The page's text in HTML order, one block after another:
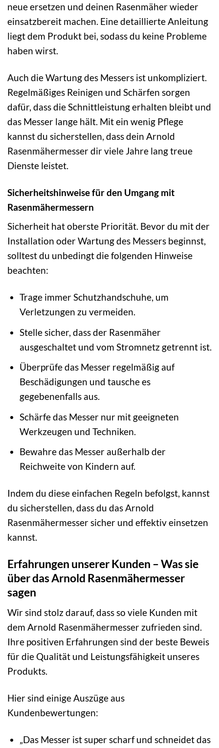
neue ersetzen und deinen Rasenmäher wieder
einsatzbereit machen. Eine detaillierte Anleitung
liegt dem Produkt bei, sodass du keine Probleme
haben wirst.
Auch die Wartung des Messers ist unkompliziert.
Regelmäßiges Reinigen und Schärfen sorgen
dafür, dass die Schnittleistung erhalten bleibt und
das Messer lange hält. Mit ein wenig Pflege
kannst du sicherstellen, dass dein Arnold
Rasenmähermesser dir viele Jahre lang treue
Dienste leistet.
Sicherheitshinweise für den Umgang mit
Rasenmähermessern
Sicherheit hat oberste Priorität. Bevor du mit der
Installation oder Wartung des Messers beginnst,
solltest du unbedingt die folgenden Hinweise
beachten:
Trage immer Schutzhandschuhe, um
Verletzungen zu vermeiden.
Stelle sicher, dass der Rasenmäher
ausgeschaltet und vom Stromnetz getrennt ist.
Überprüfe das Messer regelmäßig auf
Beschädigungen und tausche es
gegebenenfalls aus.
Schärfe das Messer nur mit geeigneten
Werkzeugen und Techniken.
Bewahre das Messer außerhalb der
Reichweite von Kindern auf.
Indem du diese einfachen Regeln befolgst, kannst
du sicherstellen, dass du das Arnold
Rasenmähermesser sicher und effektiv einsetzen
kannst.
Erfahrungen unserer Kunden – Was sie
über das Arnold Rasenmähermesser
sagen
Wir sind stolz darauf, dass so viele Kunden mit
dem Arnold Rasenmähermesser zufrieden sind.
Ihre positiven Erfahrungen sind der beste Beweis
für die Qualität und Leistungsfähigkeit unseres
Produkts.
Hier sind einige Auszüge aus
Kundenbewertungen:
„Das Messer ist super scharf und schneidet das